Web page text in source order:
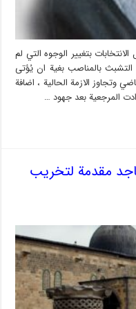
بتغيير الوجوه التي لم
بالمناصب بغية ان يُؤتى
وتجاوز الازمة الحالية ، اضافة
المرجعية بعد جهود …
مقدمة لتخريب